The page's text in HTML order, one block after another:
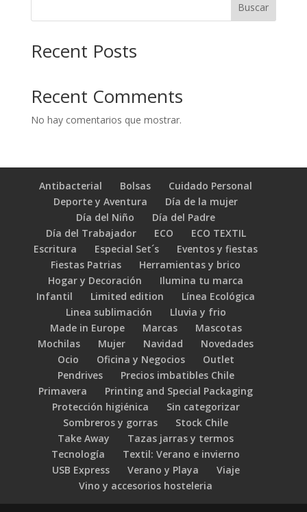
Buscar
Recent Posts
Recent Comments
No hay comentarios que mostrar.
Antibacterial Bolsas
Cuidado Personal
Deporte y Aventura
Día de la mujer
Día del Niño
Día del Padre
Día del Trabajador
ECO
ECO TEXTIL
Escritura
Especial Set´s
Eventos y fiestas
Fiestas Patrias
Herramientas y brico
Hogar y Decoración
Ilumina tu marca
Infantil
Limited edition
Línea Ecológica
Linea sublimación
Lluvia y frio
Made in Europe
Marcas
Mascotas
Mochilas
Mujer Navidad
Novedades
Ocio
Oficina y Negocios
Outlet
Pendrives
Precios imbatibles Chile
Primavera
Printing and Special Packaging
Protección higiénica
Sin categorizar
Sombreros y gorras
Stock Chile
Take Away
Tazas jarras y termos
Tecnología
Textil: Verano e invierno
USB Express
Verano y Playa
Viaje
Vino y accesorios hosteleria